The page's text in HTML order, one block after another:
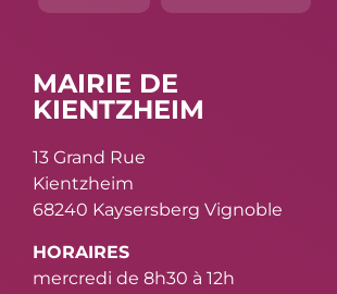
MAIRIE DE
KIENTZHEIM
13 Grand Rue
Kientzheim
68240 Kaysersberg Vignoble
HORAIRES
mercredi de 8h30 à 12h